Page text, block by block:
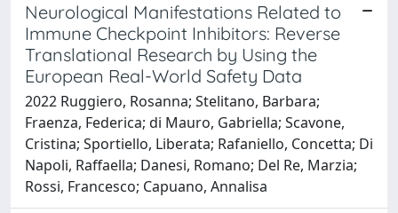
Neurological Manifestations Related to
Immune Checkpoint Inhibitors: Reverse
Translational Research by Using the
European Real-World Safety Data
2022 Ruggiero, Rosanna; Stelitano, Barbara;
Fraenza, Federica; di Mauro, Gabriella; Scavone,
Cristina; Sportiello, Liberata; Rafaniello, Concetta; Di
Napoli, Raffaella; Danesi, Romano; Del Re, Marzia;
Rossi, Francesco; Capuano, Annalisa